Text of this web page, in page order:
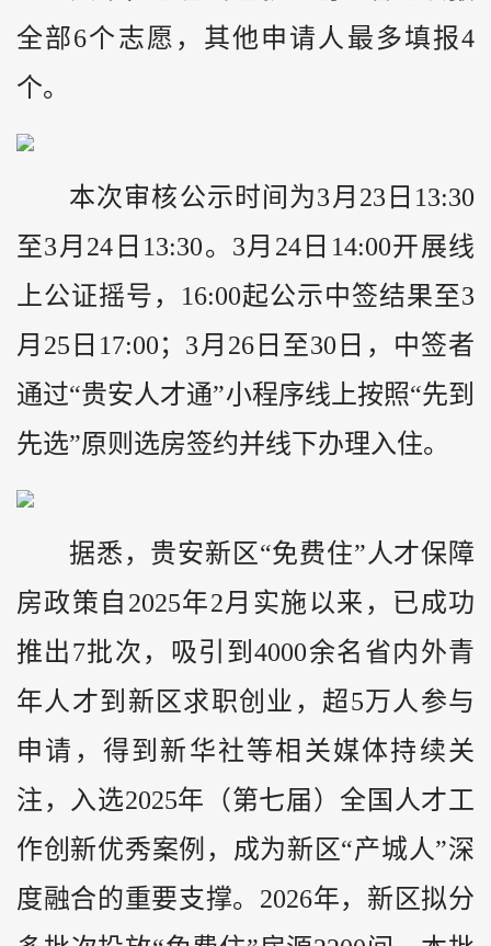
全部6个志愿，其他申请人最多填报4
个。
本次审核公示时间为3月23日13:30
至3月24日13:30。3月24日14:00开展线
上公证摇号，16:00起公示中签结果至3
月25日17:00；3月26日至30日，中签者
通过“贵安人才通”小程序线上按照“先到
先选”原则选房签约并线下办理入住。
据悉，贵安新区“免费住”人才保障
房政策自2025年2月实施以来，已成功
推出7批次，吸引到4000余名省内外青
年人才到新区求职创业，超5万人参与
申请，得到新华社等相关媒体持续关
注，入选2025年（第七届）全国人才工
作创新优秀案例，成为新区“产城人”深
度融合的重要支撑。2026年，新区拟分